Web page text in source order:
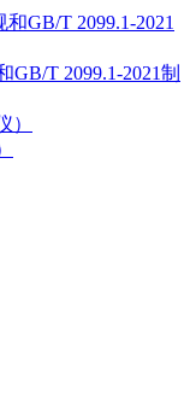
GB/T 2099.1-2021制